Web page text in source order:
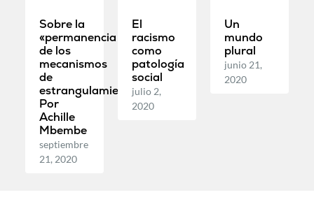
Sobre la
«permanencia
de los
mecanismos
de
estrangulamiento».
Por
Achille
Mbembe
septiembre
21, 2020
El
racismo
como
patología
social
julio 2,
2020
Un
mundo
plural
junio 21,
2020